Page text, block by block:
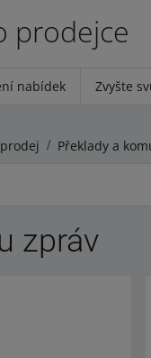
prodejce
nabídek Zvyšte
zpráv